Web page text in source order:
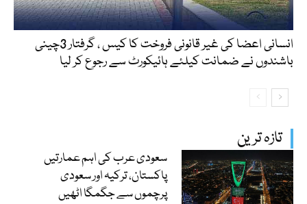
تازہ ترین
سعودی عرب کی اہم عمارتیں
پاکستان، ترکیہ اور سعودی
پرچموں سے جگمگا اٹھیں
انسانی اعضا کی غیر قانونی فروخت کا کیس ، گرفتار 3چینی
باشندوں نے ضمانت کیلئے ہائیکورٹ سے رجوع کر لیا